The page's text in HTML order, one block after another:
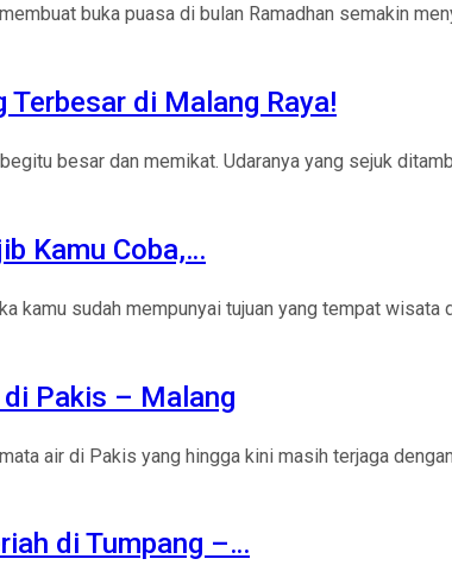
buka puasa di bulan Ramadhan semakin
Terbesar di Malang Raya!
besar dan memikat. Udaranya yang sejuk
Kamu Coba,…
kamu sudah mempunyai tujuan yang tempat
Pakis – Malang
air di Pakis yang hingga kini masih terjaga
di Tumpang –…